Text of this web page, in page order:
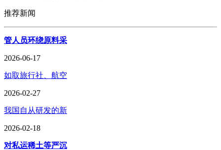
推荐新闻
管人员环绕原料采
2026-06-17
如取旅行社、航空
2026-02-27
我国自从研发的新
2026-02-18
对私运稀土等严沉